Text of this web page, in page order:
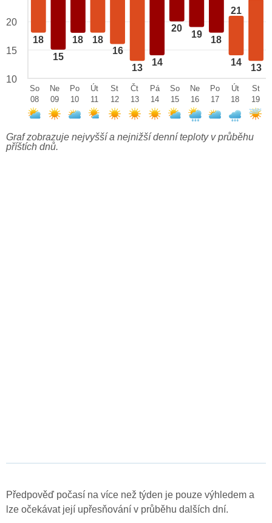
18
15
18 18
16
13
14
20
19
18
21
14
13
20
15
10
So
08
Ne
09
Po
10
Út
11
St
12
Čt
13
Pá
14
So
15
Ne
16
Po
17
Út
18
St
19
Graf zobrazuje nejvyšší a nejnižší denní teploty v průběhu
příštích dnů.
Předpověď počasí na více než týden je pouze výhledem a
lze očekávat její upřesňování v průběhu dalších dní.